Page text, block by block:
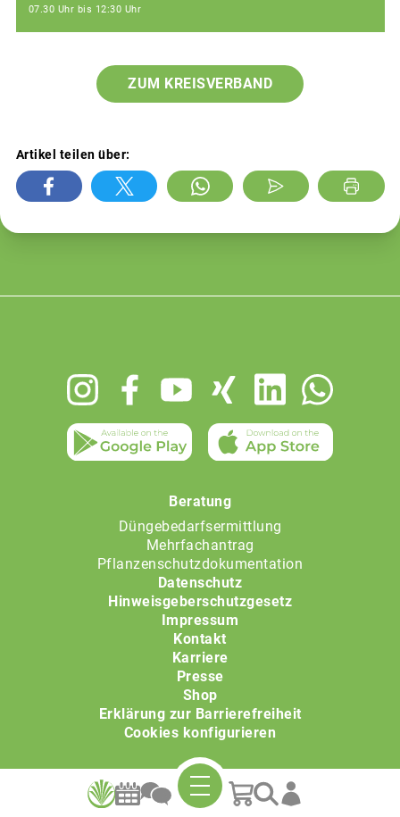
07.30 Uhr bis 12:30 Uhr
ZUM KREISVERBAND
Artikel teilen über:
Beratung
Düngebedarfsermittlung
Mehrfachantrag
Pflanzenschutzdokumentation
Datenschutz
Hinweisgeberschutzgesetz
Impressum
Kontakt
Karriere
Presse
Shop
Erklärung zur Barrierefreiheit
Cookies konfigurieren